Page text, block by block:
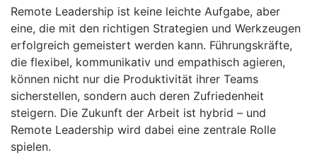
Remote Leadership ist keine leichte Aufgabe, aber
eine, die mit den richtigen Strategien und Werkzeugen
erfolgreich gemeistert werden kann. Führungskräfte,
die flexibel, kommunikativ und empathisch agieren,
können nicht nur die Produktivität ihrer Teams
sicherstellen, sondern auch deren Zufriedenheit
steigern. Die Zukunft der Arbeit ist hybrid – und
Remote Leadership wird dabei eine zentrale Rolle
spielen.